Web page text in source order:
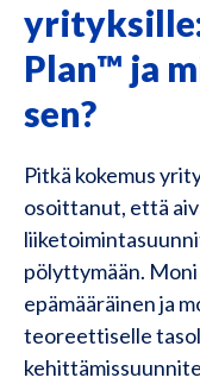
Plan™ ja
sen?
Pitkä kokemus
osoittanut, että
pölyttymään.
epämääräinen ja
teoreettiselle